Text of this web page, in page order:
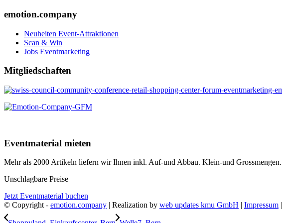
emotion.company
Neuheiten Event-Attraktionen
Scan & Win
Jobs Eventmarketing
Mitgliedschaften
Eventmaterial mieten
Mehr als 2000 Artikeln liefern wir Ihnen inkl. Auf-und Abbau. Klein-und Grossmengen.
Unschlagbare Preise
Jetzt Eventmaterial buchen
© Copyright - emotion.company | Realization by web updates kmu GmbH | Impressum |